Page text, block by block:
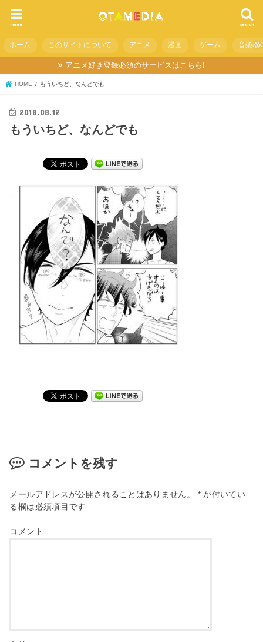
search
menu
ホーム このサイトについて アニメ 漫画 ゲーム 音楽
アニメ好き登録必須のサービスはこちら!
HOME もういちど、なんどでも
2018.08.12
もういちど、なんどでも
コメントを残す
メールアドレスが公開されることはありません。 *が付いてい
る欄は必須項目です
コメント